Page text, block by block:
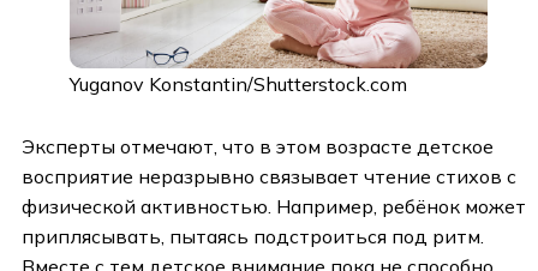
Yuganov Konstantin/Shutterstock.com
Эксперты отмечают, что в этом возрасте детское
восприятие неразрывно связывает чтение стихов с
физической активностью. Например, ребёнок может
приплясывать, пытаясь подстроиться под ритм.
Вместе с тем детское внимание пока не способно